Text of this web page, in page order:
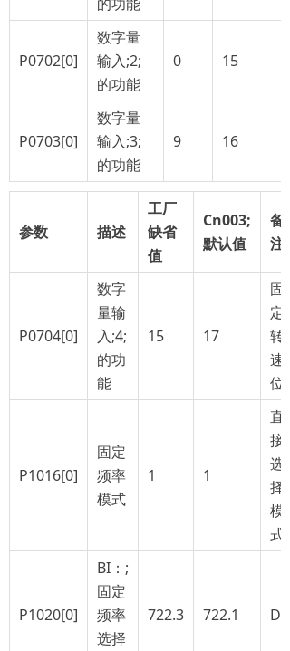
P0702[0]
数字量
输入;2;
的功能
0 15
P0703[0]
数字量
输入;3;
的功能
9 16
参数 描述
工厂
缺省
值
Cn003;
默认值
备
注
P0704[0]
数字
量输
入;4;
的功
能
15 17
固
定
转
速
位;2
P1016[0]
固定
频率
模式
1 1
直
接
选
择
模
式
P1020[0]
BI：;
固定
频率
选择
722.3 722.1 DI2